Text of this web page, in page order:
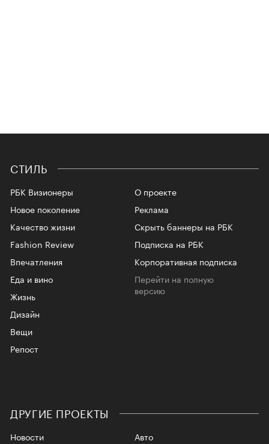
СТИЛЬ
РБК Визионеры
Новое поколение
Качество жизни
Fashion Review
Впечатления
Еда и вино
Жизнь
Дизайн
Вещи
Репост
О проекте
Реклама
Скрыть баннеры на РБК
Подписка на РБК
Корпоративная подписка
Перейти на полную
версию
ДРУГИЕ ПРОЕКТЫ
Новости
Авто